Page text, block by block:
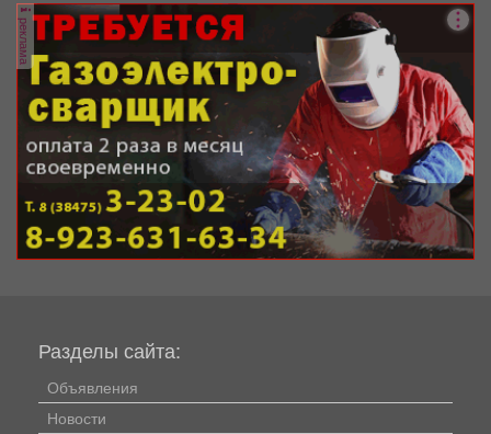
реклама
Разделы сайта:
Объявления
Новости